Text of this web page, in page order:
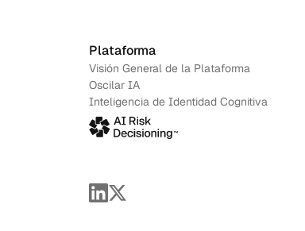
Plataforma
Visión General de la Plataforma
Oscilar IA
Inteligencia de Identidad Cognitiva